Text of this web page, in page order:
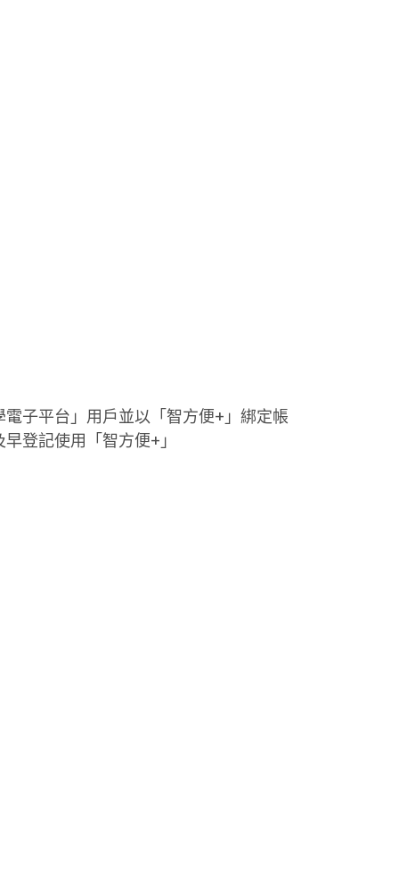
子平台」用戶並以「智方便+」綁定帳
登記使用「智方便+」